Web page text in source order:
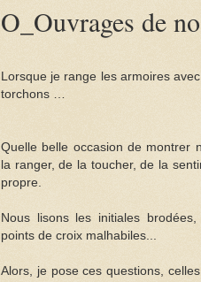
O_Ouvrages de
Lorsque je range les armoires
torchons …
Quelle belle occasion de montrer
la ranger, de la toucher, de la
propre.
Nous lisons les initiales
points de croix malhabiles...
Alors, je pose ces questions,